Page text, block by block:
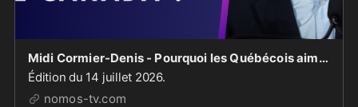
Midi Cormier-Denis - Pourquoi les Québécois aiment tant le Canada ? [EN DIRECT]
Édition du 14 juillet 2026.
nomos-tv.com